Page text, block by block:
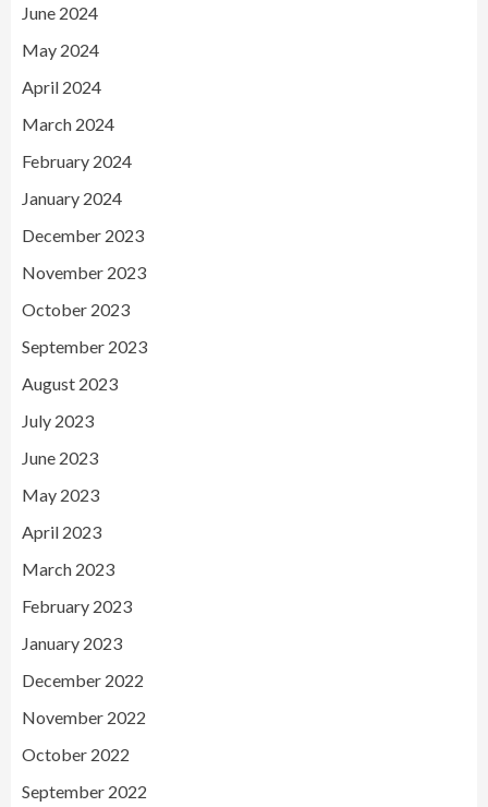
June 2024
May 2024
April 2024
March 2024
February 2024
January 2024
December 2023
November 2023
October 2023
September 2023
August 2023
July 2023
June 2023
May 2023
April 2023
March 2023
February 2023
January 2023
December 2022
November 2022
October 2022
September 2022